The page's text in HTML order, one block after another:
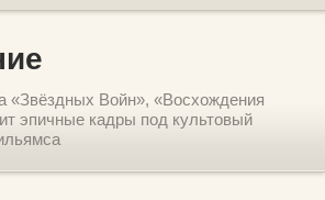
«Звёздных Войн», «Восхождения
эпичные кадры под культовый